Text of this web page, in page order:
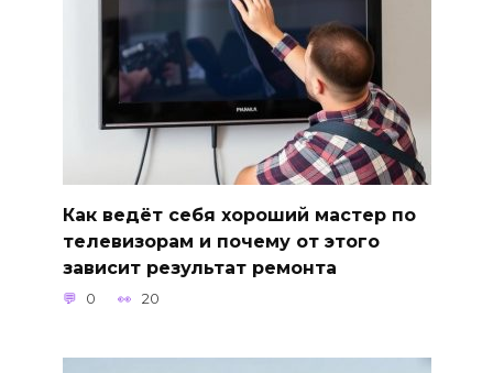
Как ведёт себя хороший мастер по
телевизорам и почему от этого
зависит результат ремонта
0 20